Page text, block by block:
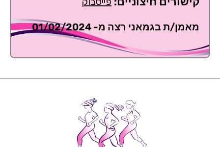
מאמן/ת בגמאני רצה מ- 01/02/2024